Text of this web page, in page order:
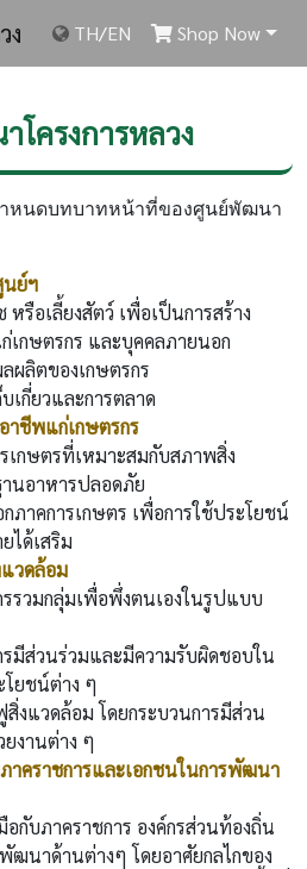
ง TH/EN Shop Now
ครงการหลวง
หนดบทบาทหน้าที่ของศูนย์พัฒนา
นย์ฯ
หรือเลี้ยงสัตว์ เพื่อเป็นการสร้าง
เกษตรกร และบุคคลภายนอก
ผลิตของเกษตรกร
เกี่ยวและการตลาด
าชีพแก่เกษตรกร
เกษตรที่เหมาะสมกับสภาพสิ่ง
นอาหารปลอดภัย
ภาคการเกษตร เพื่อการใช้ประโยชน์
ได้เสริม
วดล้อม
รวมกลุ่มเพื่อพึ่งตนเองในรูปแบบ
มีส่วนร่วมและมีความรับผิดชอบใน
ยชน์ต่าง ๆ
งแวดล้อม โดยกระบวนการมีส่วน
งานต่าง ๆ
าคราชการและเอกชนในการพัฒนา
กับภาคราชการ องค์กรส่วนท้องถิ่น
ฒนาด้านต่างๆ โดยอาศัยกลไกของ